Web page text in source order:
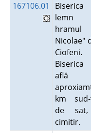
167106.01
lemn
hramul
Nicolae"
Ciofeni.
află
km sud-
de
cimitir.